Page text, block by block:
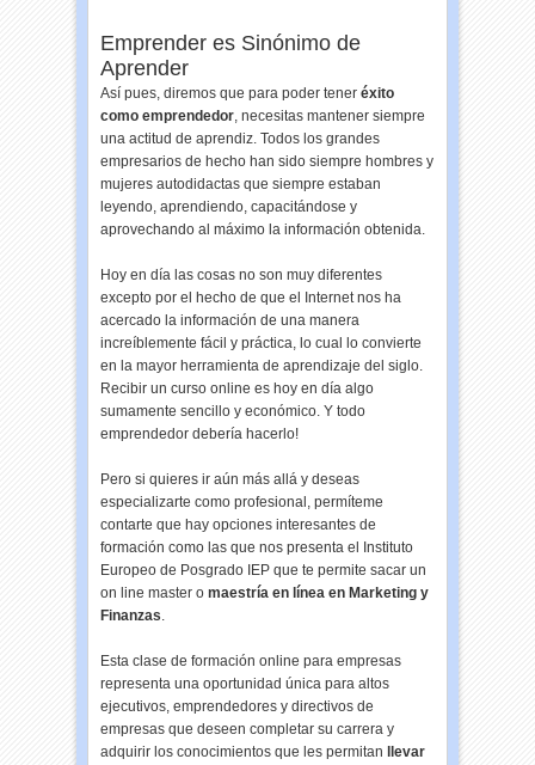
Emprender es Sinónimo de
Aprender
Así pues, diremos que para poder teneréxito
como emprendedor, necesitas mantener siempre
una actitud de aprendiz. Todos los grandes
empresarios de hecho han sido siempre hombres y
mujeres autodidactas que siempre estaban
leyendo, aprendiendo, capacitándose y
aprovechando al máximo la información obtenida.
Hoy en día las cosas no son muy diferentes
excepto por el hecho de que el Internet nos ha
acercado la información de una manera
increíblemente fácil y práctica, lo cual lo convierte
en la mayor herramienta de aprendizaje del siglo.
Recibir un curso online es hoy en día algo
sumamente sencillo y económico. Y todo
emprendedor debería hacerlo!
Pero si quieres ir aún más allá y deseas
especializarte como profesional, permíteme
contarte que hay opciones interesantes de
formación como las que nos presenta el Instituto
Europeo de Posgrado IEP que te permite sacar un
on line master omaestría en línea en Marketing y
Finanzas.
Esta clase de formación online para empresas
representa una oportunidad única para altos
ejecutivos, emprendedores y directivos de
empresas que deseen completar su carrera y
adquirir los conocimientos que les permitan
llevar